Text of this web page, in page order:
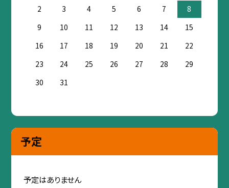
2
3 4 5 6 7
8
9
10 11 12 13 14
15
16
17 18 19 20 21
22
23
24 25 26 27 28
29
30
31
予定
予定はありません